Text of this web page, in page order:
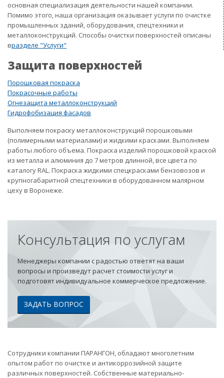
основная специализация деятельности нашей компании.
Помимо этого, наша организация оказывает услуги по очистке
промышленных зданий, оборудования, спецтехники и
металлоконструкций. Способы очистки поверхностей описаны
вразделе "Услуги"
Защита поверхностей
Порошковая покраска
Покрасочные работы
Огнезащита металлоконструкций
Гидрофобизация фасадов
Выполняем покраску металлоконструкций порошковыми
(полимерными материалами) и жидкими красками. Выполняем
работы любого объема. Покраска изделий порошковой краской
из металла и алюминия до 7 метров длинной, все цвета по
каталогу RAL. Покраска жидкими спецкрасками бензовозов и
крупногабаритной спецтехники в оборудованном малярном
цеху в Воронеже.
Консультация по услугам
Менеджеры компании с радостью ответят на ваши
вопросы и произведут расчет стоимости услуг и
подготовят индивидуальное коммерческое предложение.
ЗАДАТЬ ВОПРОС
Сотрудники компании ПАРАНГОН, обладают многолетним
опытом работ по очистке и антикоррозийной защите
различных поверхностей. Собственные материально-